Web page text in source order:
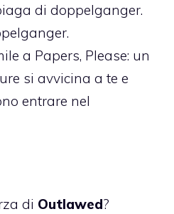
di doppelganger.
a Papers, Please: un
si avvicina a te e
entrare nel
di Outlawed?